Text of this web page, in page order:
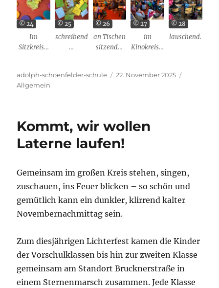
© 24
Im
Sitzkreis…
© 25
schreibend
…
© 26
an Tischen
sitzend…
© 27
im
Kinokreis…
© 28
lauschend.
Autor
adolph-schoenfelder-schule
Veröffentlicht
22. November 2025
Allgemein
Kommt, wir wollen
Laterne laufen!
Gemeinsam im großen Kreis stehen, singen,
zuschauen, ins Feuer blicken – so schön und
gemütlich kann ein dunkler, klirrend kalter
Novembernachmittag sein.
Zum diesjährigen Lichterfest kamen die Kinder
der Vorschulklassen bis hin zur zweiten Klasse
gemeinsam am Standort Brucknerstraße in
einem Sternenmarsch zusammen. Jede Klasse